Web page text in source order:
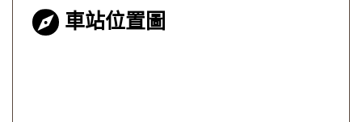
車站位置圖